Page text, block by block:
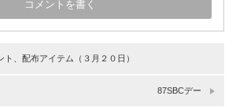
ト、配布アイテム（３月２０日）
87SBCデー